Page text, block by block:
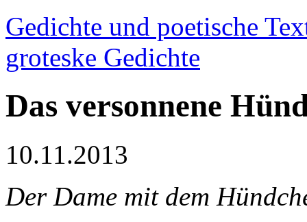
Gedichte und poetische
groteske Gedichte
Das versonnene
10.11.2013
Der Dame mit dem